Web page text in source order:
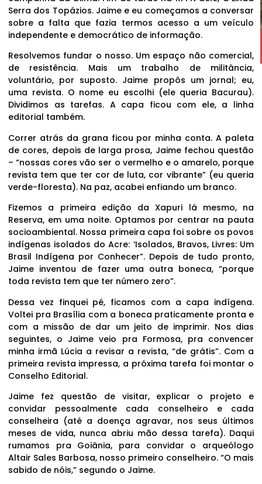
Serra dos Topázios. Jaime e eu começamos a conversar
sobre a falta que fazia termos acesso a um veículo
independente e democrático de informação.
Resolvemos fundar o nosso. Um espaço não comercial,
de resistência. Mais um trabalho de militância,
voluntário, por suposto. Jaime propôs um jornal; eu,
uma revista. O nome eu escolhi (ele queria Bacurau).
Dividimos as tarefas. A capa ficou com ele, a linha
editorial também.
Correr atrás da grana ficou por minha conta. A paleta
de cores, depois de larga prosa, Jaime fechou questão
– “nossas cores vão ser o vermelho e o amarelo, porque
revista tem que ter cor de luta, cor vibrante” (eu queria
verde-floresta). Na paz, acabei enfiando um branco.
Fizemos a primeira edição da Xapuri lá mesmo, na
Reserva, em uma noite. Optamos por centrar na pauta
socioambiental. Nossa primeira capa foi sobre os povos
indígenas isolados do Acre: ‘Isolados, Bravos, Livres: Um
Brasil Indígena por Conhecer”. Depois de tudo pronto,
Jaime inventou de fazer uma outra boneca, “porque
toda revista tem que ter número zero”.
Dessa vez finquei pé, ficamos com a capa indígena.
Voltei pra Brasília com a boneca praticamente pronta e
com a missão de dar um jeito de imprimir. Nos dias
seguintes, o Jaime veio pra Formosa, pra convencer
minha irmã Lúcia a revisar a revista, “de grátis”. Com a
primeira revista impressa, a próxima tarefa foi montar o
Conselho Editorial.
Jaime fez questão de visitar, explicar o projeto e
convidar pessoalmente cada conselheiro e cada
conselheira (até a doença agravar, nos seus últimos
meses de vida, nunca abriu mão dessa tarefa). Daqui
rumamos pra Goiânia, para convidar o arqueólogo
Altair Sales Barbosa, nosso primeiro conselheiro. “O mais
sabido de nóis,” segundo o Jaime.